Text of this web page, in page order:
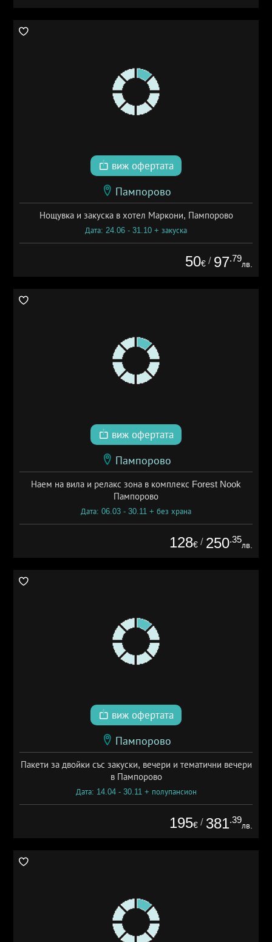
виж офертата
Пампорово
Нощувка и закуска в хотел Маркони, Пампорово
Дата: 24.06 - 31.10 + закуска
50€ / 97.79
лв.
виж офертата
Пампорово
Наем на вила и релакс зона в комплекс Forest Nook
Пампорово
Дата: 06.03 - 30.11 + без храна
128€ / 250.35
лв.
виж офертата
Пампорово
Пакети за двойки със закуски, вечери и тематични вечери
в Пампорово
Дата: 14.04 - 30.11 + полупансион
195€ / 381.39
лв.